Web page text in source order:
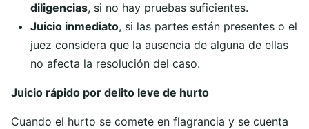
diligencias, si no hay pruebas suficientes.
Juicio inmediato, si las partes están presentes o el
juez considera que la ausencia de alguna de ellas
no afecta la resolución del caso.
Juicio rápido por delito leve de hurto
Cuando el hurto se comete en flagrancia y se cuenta